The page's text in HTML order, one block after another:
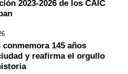
2023-2026 de los CAIC
conmemora 145 años
y reafirma el orgullo